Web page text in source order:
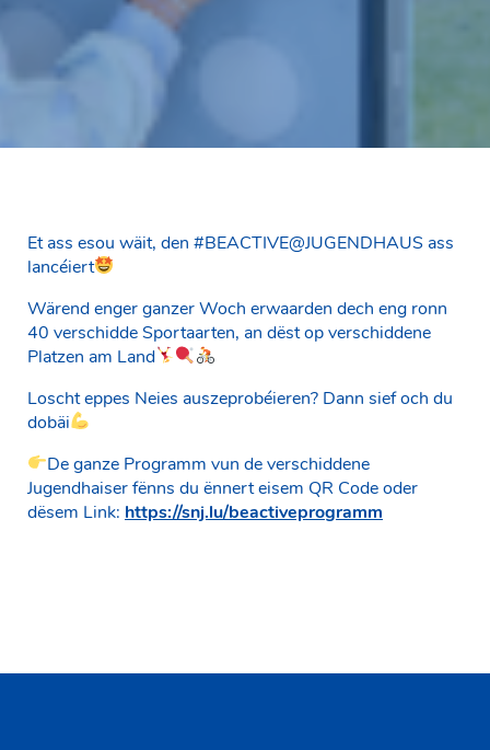
Et ass esou wäit, den #BEACTIVE@JUGENDHAUS ass
lancéiert
Wärend enger ganzer Woch erwaarden dech eng ronn
40 verschidde Sportaarten, an dëst op verschiddene
Platzen am Land
Loscht eppes Neies auszeprobéieren? Dann sief och du
dobäi
De ganze Programm vun de verschiddene
Jugendhaiser fënns du ënnert eisem QR Code oder
dësem Link: https://snj.lu/beactiveprogramm